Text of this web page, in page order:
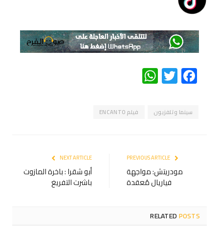
Facebook
Twitter
WhatsApp
سينما وتلفزيون فيلم ENCANTO
مودريتش: مواجهة
فياريال مُعقدة
NEXT ARTICLE
أبو شقرا : باخرة المازوت
باشرت التفريغ
RELATEDPOSTS